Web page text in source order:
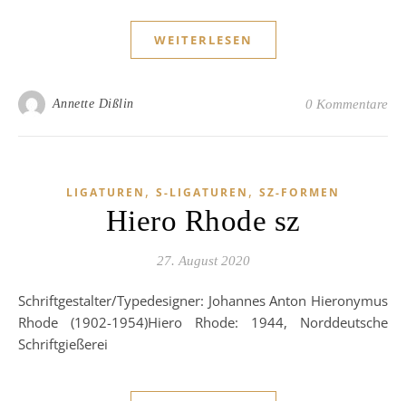
WEITERLESEN
Annette Dißlin 0 Kommentare
LIGATUREN , S-LIGATUREN , SZ-FORMEN
Hiero Rhode sz
27. August 2020
Schriftgestalter/Typedesigner: Johannes Anton Hieronymus
Rhode (1902-1954)Hiero Rhode: 1944, Norddeutsche
Schriftgießerei